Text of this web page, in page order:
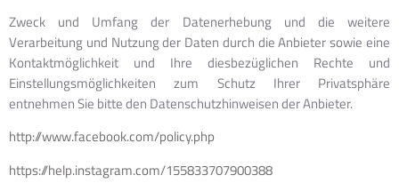
Zweck und Umfang der Datenerhebung und die weitere
Verarbeitung und Nutzung der Daten durch die Anbieter sowie eine
Kontaktmöglichkeit und Ihre diesbezüglichen Rechte und
Einstellungsmöglichkeiten zum Schutz Ihrer Privatsphäre
entnehmen Sie bitte den Datenschutzhinweisen der Anbieter.
http://www.facebook.com/policy.php
https://help.instagram.com/155833707900388